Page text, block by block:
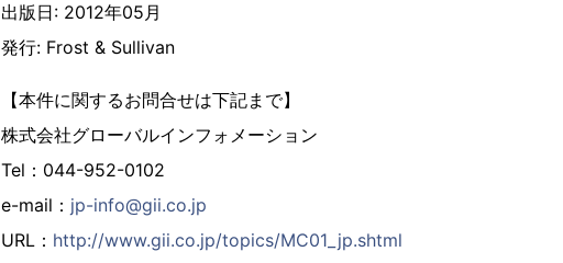
出版日: 2012年05月
発行: Frost & Sullivan
【本件に関するお問合せは下記まで】
株式会社グローバルインフォメーション
Tel：044-952-0102
e-mail： jp-info@gii.co.jp
URL： http://www.gii.co.jp/topics/MC01_jp.shtml